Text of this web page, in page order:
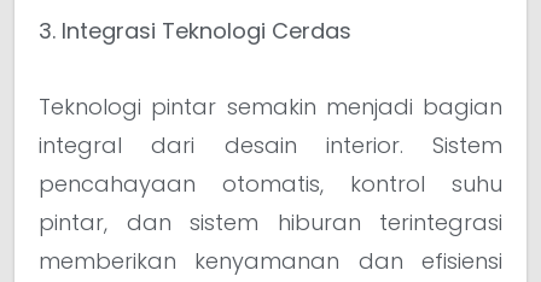
3. Integrasi Teknologi Cerdas
Teknologi pintar semakin menjadi bagian
integral dari desain interior. Sistem
pencahayaan otomatis, kontrol suhu
pintar, dan sistem hiburan terintegrasi
memberikan kenyamanan dan efisiensi